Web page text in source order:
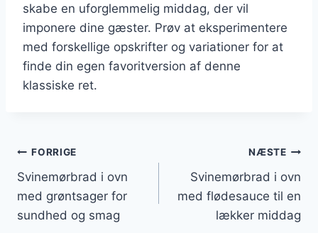
skabe en uforglemmelig middag, der vil
imponere dine gæster. Prøv at eksperimentere
med forskellige opskrifter og variationer for at
finde din egen favoritversion af denne
klassiske ret.
Indlægsnavigation
FORRIGE
Svinemørbrad i ovn
med grøntsager for
sundhed og smag
NÆSTE
Svinemørbrad i ovn
med flødesauce til en
lækker middag